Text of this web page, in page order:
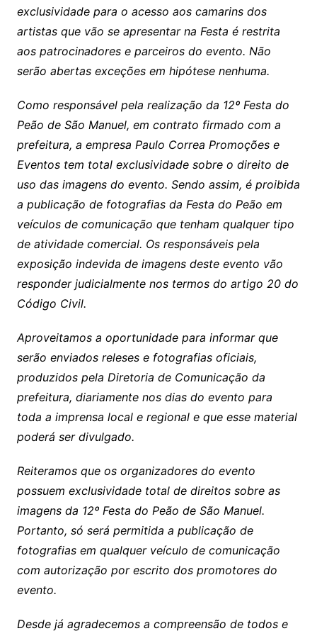
exclusividade para o acesso aos camarins dos
artistas que vão se apresentar na Festa é restrita
aos patrocinadores e parceiros do evento. Não
serão abertas exceções em hipótese nenhuma.
Como responsável pela realização da 12º Festa do
Peão de São Manuel, em contrato firmado com a
prefeitura, a empresa Paulo Correa Promoções e
Eventos tem total exclusividade sobre o direito de
uso das imagens do evento. Sendo assim, é proibida
a publicação de fotografias da Festa do Peão em
veículos de comunicação que tenham qualquer tipo
de atividade comercial. Os responsáveis pela
exposição indevida de imagens deste evento vão
responder judicialmente nos termos do artigo 20 do
Código Civil.
Aproveitamos a oportunidade para informar que
serão enviados releses e fotografias oficiais,
produzidos pela Diretoria de Comunicação da
prefeitura, diariamente nos dias do evento para
toda a imprensa local e regional e que esse material
poderá ser divulgado.
Reiteramos que os organizadores do evento
possuem exclusividade total de direitos sobre as
imagens da 12º Festa do Peão de São Manuel.
Portanto, só será permitida a publicação de
fotografias em qualquer veículo de comunicação
com autorização por escrito dos promotores do
evento.
Desde já agradecemos a compreensão de todos e